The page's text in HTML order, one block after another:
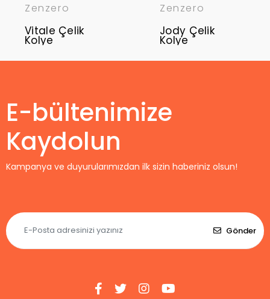
Zenzero
Vitale Çelik
Kolye
Zenzero
Jody Çelik
Kolye
E-bültenimize
Kaydolun
Kampanya ve duyurularımızdan ilk sizin haberiniz olsun!
Gönder